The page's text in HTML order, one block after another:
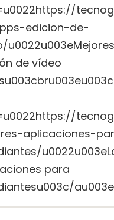
edicion-de-
de vídeo
aplicaciones-
para
au003e